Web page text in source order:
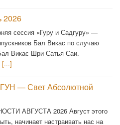
2026
сессия «Гуру и Садгуру» —
Бал Викас по случаю
Викас Шри Сатья Саи.
[...]
— Свет Абсолютной
АВГУСТА 2026 Август этого
начинает настраивать нас на